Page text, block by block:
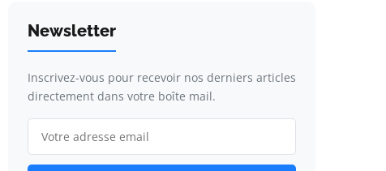
Newsletter
Inscrivez-vous pour recevoir nos derniers articles
directement dans votre boîte mail.